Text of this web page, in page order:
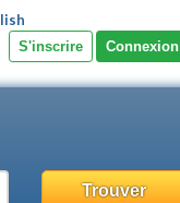
S'inscrire Connexion
Trouver